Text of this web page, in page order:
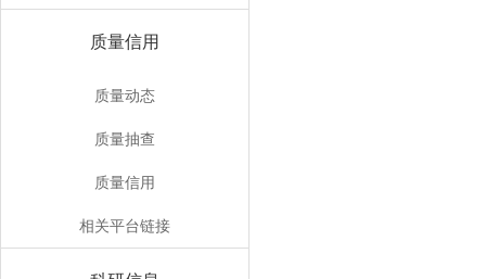
质量信用
质量动态
质量抽查
质量信用
相关平台链接